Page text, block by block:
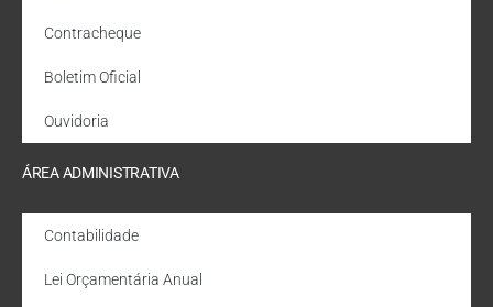
Contracheque
Boletim Oficial
Ouvidoria
ÁREA ADMINISTRATIVA
Contabilidade
Lei Orçamentária Anual